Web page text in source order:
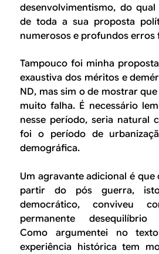
desenvolvimentismo, do
de toda a sua proposta
numerosos e profundos erros
Tampouco foi minha
exaustiva dos méritos e
ND, mas sim o de mostrar
muito falha. É necessário
nesse período, seria natural
foi o período de
demográfica.
Um agravante adicional é que
partir do pós guerra,
democrático, conviveu
permanente desequilíbrio
Como argumentei no
experiência histórica tem